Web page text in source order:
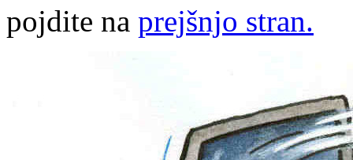
pojdite na prejšnjo stran.